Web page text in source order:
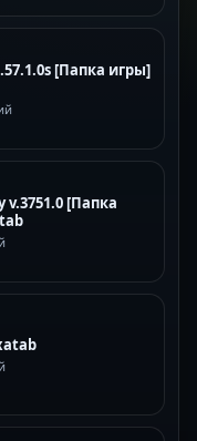
[Папка игры]
[Папка